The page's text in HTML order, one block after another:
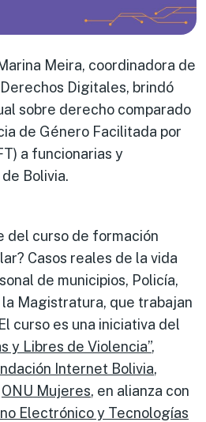
Meira, coordinadora de
Digitales, brindó
sobre derecho comparado
de Género Facilitada por
a funcionarias y
Bolivia.
del curso de formación
Casos reales de la vida
de municipios, Policía,
la Magistratura, que trabajan
curso es una iniciativa del
y Libres de Violencia”,
Internet Bolivia,
ONU Mujeres, en alianza con
Electrónico y Tecnologías